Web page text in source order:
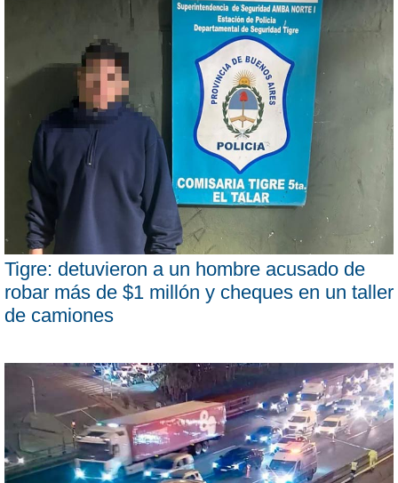
Tigre: detuvieron a un hombre acusado de
robar más de $1 millón y cheques en un taller
de camiones